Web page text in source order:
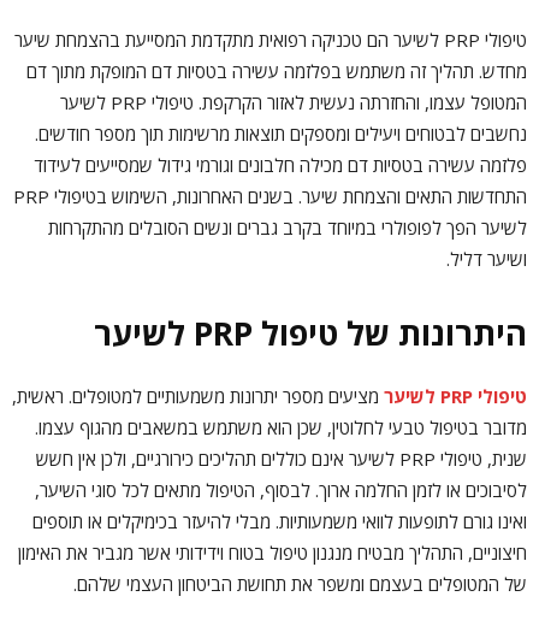
טיפולי PRP לשיער הם טכניקה רפואית מתקדמת המסייעת בהצמחת שיער
מחדש. תהליך זה משתמש בפלזמה עשירה בטסיות דם המופקת מתוך דם
המטופל עצמו, והחזרתה נעשית לאזור הקרקפת. טיפולי PRP לשיער
נחשבים לבטוחים ויעילים ומספקים תוצאות מרשימות תוך מספר חודשים.
פלזמה עשירה בטסיות דם מכילה חלבונים וגורמי גידול שמסייעים לעידוד
התחדשות התאים והצמחת שיער. בשנים האחרונות, השימוש בטיפולי PRP
לשיער הפך לפופולרי במיוחד בקרב גברים ונשים הסובלים מהתקרחות
ושיער דליל.
היתרונות של טיפול PRP לשיער
טיפולי PRP לשיער
מציעים מספר יתרונות משמעותיים למטופלים. ראשית,
מדובר בטיפול טבעי לחלוטין, שכן הוא משתמש במשאבים מהגוף עצמו.
שנית, טיפולי PRP לשיער אינם כוללים תהליכים כירורגיים, ולכן אין חשש
לסיבוכים או לזמן החלמה ארוך. לבסוף, הטיפול מתאים לכל סוגי השיער,
ואינו גורם לתופעות לוואי משמעותיות. מבלי להיעזר בכימיקלים או תוספים
חיצוניים, התהליך מבטיח מנגנון טיפול בטוח וידידותי אשר מגביר את האימון
של המטופלים בעצמם ומשפר את תחושת הביטחון העצמי שלהם.